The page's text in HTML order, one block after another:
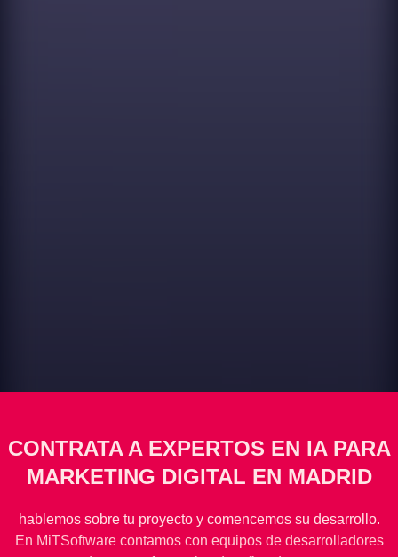
CONTRATA A EXPERTOS EN IA PARA
MARKETING DIGITAL EN MADRID
hablemos sobre tu proyecto y comencemos su desarrollo.
En MiTSoftware contamos con equipos de desarrolladores